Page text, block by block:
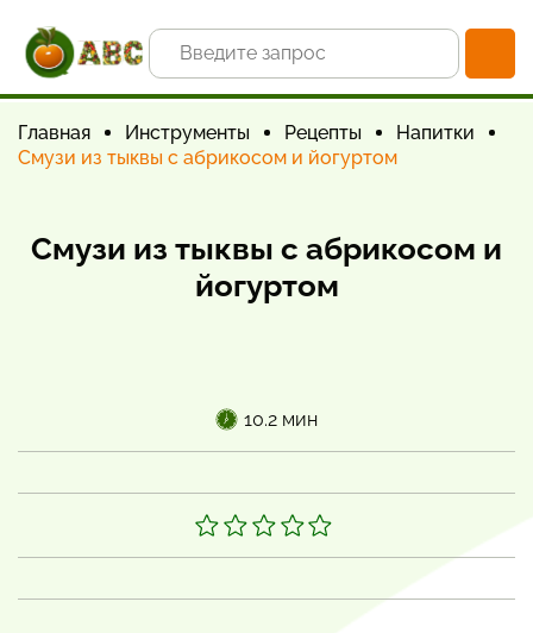
Главная Инструменты Рецепты
Напитки
Смузи из тыквы с абрикосом и йогуртом
Смузи из тыквы с абрикосом и
йогуртом
10.2 мин